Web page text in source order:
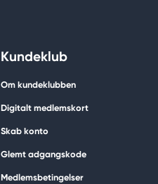
Kundeklub
Om kundeklubben
Digitalt medlemskort
Skab konto
Glemt adgangskode
Medlemsbetingelser